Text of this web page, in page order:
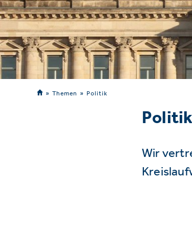
Themen Politik
Politik
Wir